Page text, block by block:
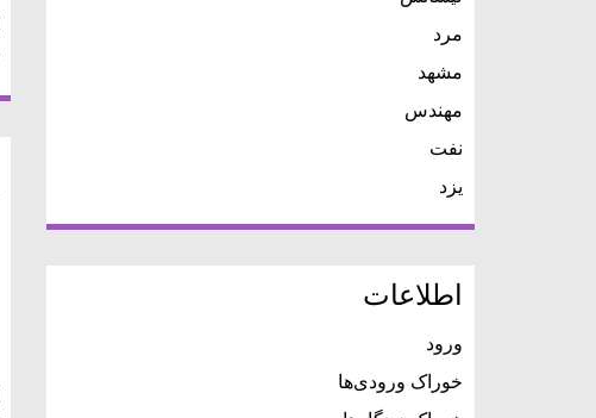
مرد
مشهد
مهندس
نفت
یزد
اطلاعات
ورود
خوراک ورودی‌ها